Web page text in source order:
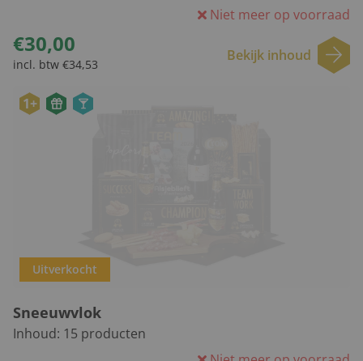
Niet meer op voorraad
€30,00
incl. btw €34,53
Bekijk inhoud
1+
Uitverkocht
Sneeuwvlok
Inhoud: 15 producten